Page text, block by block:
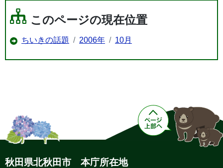
このページの現在位置
ちいきの話題 2006年 10月
秋田県北秋田市 本庁所在地